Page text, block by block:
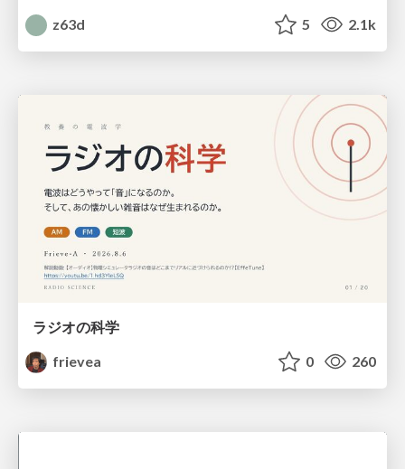
z63d
5 2.1k
ラジオの科学
frievea
0 260